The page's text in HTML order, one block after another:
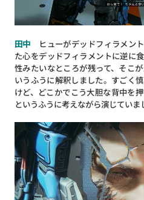
田中 ヒューがデッドフィラメン
た心をデッドフィラメントに逆に
性みたいなところが残って、そこ
いうふうに解釈しました。すごく
けど、どこかでこう大胆な背中を
というふうに考えながら演じていま